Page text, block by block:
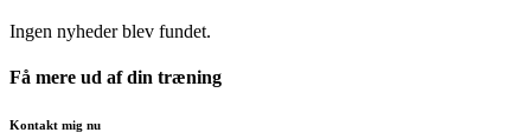
Ingen nyheder blev fundet.
Få mere ud af din træning
Kontakt mig nu